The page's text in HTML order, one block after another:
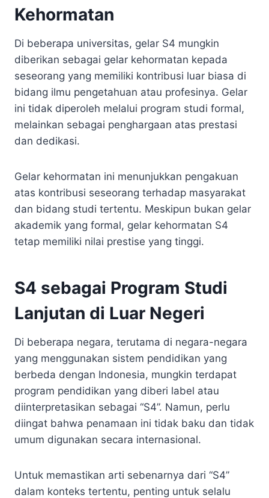
Kehormatan
Di beberapa universitas, gelar S4 mungkin
diberikan sebagai gelar kehormatan kepada
seseorang yang memiliki kontribusi luar biasa di
bidang ilmu pengetahuan atau profesinya. Gelar
ini tidak diperoleh melalui program studi formal,
melainkan sebagai penghargaan atas prestasi
dan dedikasi.
Gelar kehormatan ini menunjukkan pengakuan
atas kontribusi seseorang terhadap masyarakat
dan bidang studi tertentu. Meskipun bukan gelar
akademik yang formal, gelar kehormatan S4
tetap memiliki nilai prestise yang tinggi.
S4 sebagai Program Studi
Lanjutan di Luar Negeri
Di beberapa negara, terutama di negara-negara
yang menggunakan sistem pendidikan yang
berbeda dengan Indonesia, mungkin terdapat
program pendidikan yang diberi label atau
diinterpretasikan sebagai “S4”. Namun, perlu
diingat bahwa penamaan ini tidak baku dan tidak
umum digunakan secara internasional.
Untuk memastikan arti sebenarnya dari “S4”
dalam konteks tertentu, penting untuk selalu